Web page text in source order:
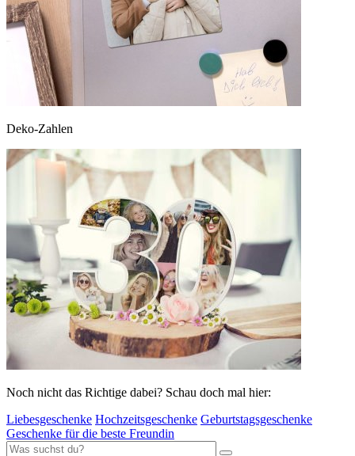
Deko-Zahlen
Noch nicht das Richtige dabei? Schau doch mal hier:
Liebesgeschenke Hochzeitsgeschenke Geburtstagsgeschenke
Geschenke für die beste Freundin